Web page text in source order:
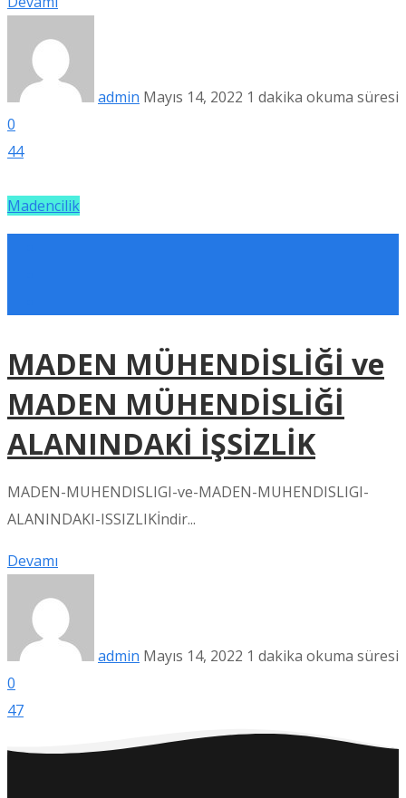
admin Mayıs 14, 2022 1 dakika okuma süresi
0
44
Madencilik
MADEN MÜHENDİSLİĞİ ve
MADEN MÜHENDİSLİĞİ
ALANINDAKİ İŞSİZLİK
MADEN-MUHENDISLIGI-ve-MADEN-MUHENDISLIGI-
ALANINDAKI-ISSIZLIKİndir...
Devamı
admin Mayıs 14, 2022 1 dakika okuma süresi
0
47